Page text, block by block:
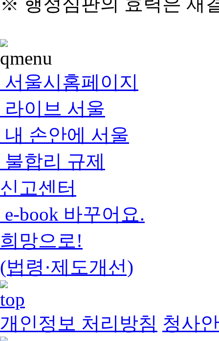
서울시홈페이지
라이브 서울
내 손안에 서울
불합리 규제
신고센터
e-book 바꾸어요.
희망으로!
(법령·제도개선)
개인정보 처리방침 청사